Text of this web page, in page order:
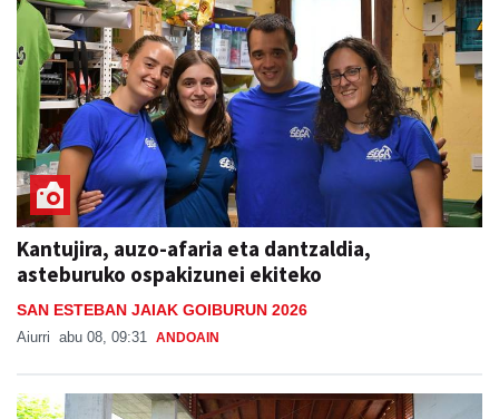
Kantujira, auzo-afaria eta dantzaldia,
asteburuko ospakizunei ekiteko
SAN ESTEBAN JAIAK GOIBURUN 2026
Aiurri abu 08, 09:31 ANDOAIN